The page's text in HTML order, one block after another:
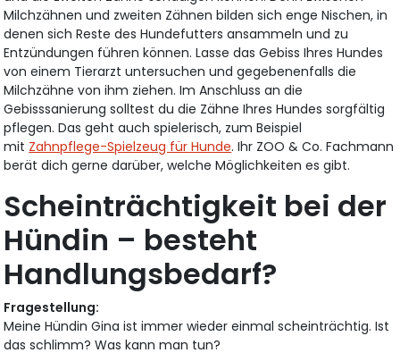
Milchzähnen und zweiten Zähnen bilden sich enge Nischen, in
denen sich Reste des Hundefutters ansammeln und zu
Entzündungen führen können. Lasse das Gebiss Ihres Hundes
von einem Tierarzt untersuchen und gegebenenfalls die
Milchzähne von ihm ziehen. Im Anschluss an die
Gebisssanierung solltest du die Zähne Ihres Hundes sorgfältig
pflegen. Das geht auch spielerisch, zum Beispiel
mit Zahnpflege-Spielzeug für Hunde. Ihr ZOO & Co. Fachmann
berät dich gerne darüber, welche Möglichkeiten es gibt.
Scheinträchtigkeit bei der
Hündin – besteht
Handlungsbedarf?
Fragestellung:
Meine Hündin Gina ist immer wieder einmal scheinträchtig. Ist
das schlimm? Was kann man tun?